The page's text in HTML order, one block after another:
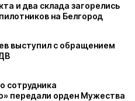
и два склада загорелись
на Белгород
выступил с обращением
сотрудника
передали орден Мужества